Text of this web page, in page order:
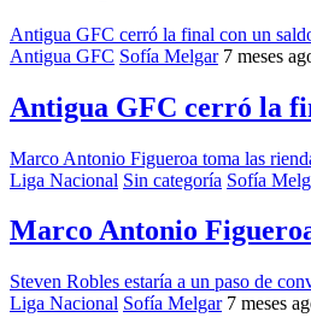
Antigua GFC cerró la final con un
Antigua GFC Sofía Melgar 7 meses
Antigua GFC cerró la
Marco Antonio Figueroa toma las
Liga Nacional Sin categoría Sofía
Marco Antonio
Steven Robles estaría a un paso de
Liga Nacional Sofía Melgar 7 meses